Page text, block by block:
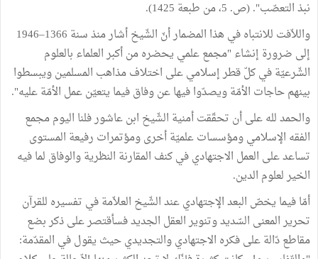
نبذ التعصّب". (ص. 5، من طبعة 1425).
واللاّفت للانتباه في هذا المضمار أنّ الشّيخ أشار منذ سنة 1366–1946
إلى ضرورة إنشاء "مجمع علمي يحضره من أكبر العلماء بالعلوم
الشّرعيّة في كلّ قطر إسلامي على اختلاف مذاهب المسلمين ويبسطوا
بينهم حاجات الأمّة ويصدّوا فيها عن وفاق فيما يتعيّن عمل الأمّة عليه".
والحمد لله على أن تحقّقت أمنية الشّيخ ابن عاشور فلنا اليوم مجمع
الفقه الإسلامي ومؤسسات علميّة أخرى ومؤتمرات رفيعة المستوى
تساعد على العمل الاجتهادي في كنف المقارنة النظرية والوفاق لما فيه
الخير لعلوم الدين.
أمّا فيما يخصّ البعد الإجتهادي عند الشّيخ العلاّمة في تفسيره للقرآن
تحرير المعنى السّديد وتنوير العقل الجديد فسأقتصر على ذكر بضع
مقاطع دّالة على فكره الاجتهادي والتجديدي حيث يقول في المقدّمة: